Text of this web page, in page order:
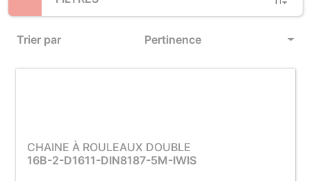
Trier par Pertinence
CHAINE À ROULEAUX DOUBLE
16B-2-D1611-DIN8187-5M-IWIS